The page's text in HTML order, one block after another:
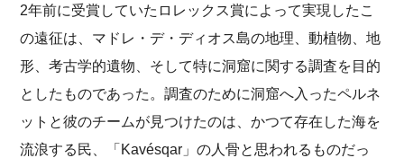
2年前に受賞していたロレックス賞によって実現したこ
の遠征は、マドレ・デ・ディオス島の地理、動植物、地
形、考古学的遺物、そして特に洞窟に関する調査を目的
としたものであった。調査のために洞窟へ入ったペルネ
ットと彼のチームが見つけたのは、かつて存在した海を
流浪する民、「Kavésqar」の人骨と思われるものだっ